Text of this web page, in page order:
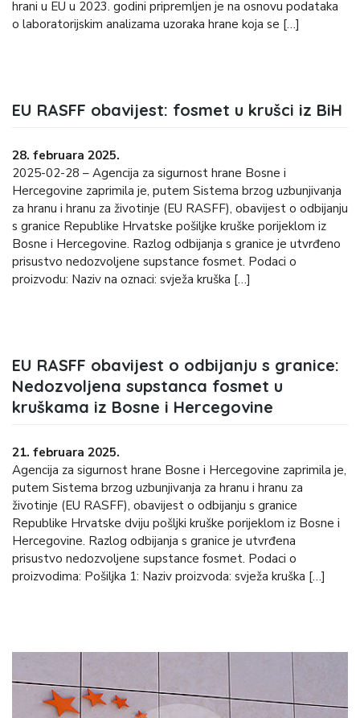
hrani u EU u 2023. godini pripremljen je na osnovu podataka
o laboratorijskim analizama uzoraka hrane koja se […]
EU RASFF obavijest: fosmet u krušci iz BiH
28. februara 2025.
2025-02-28 – Agencija za sigurnost hrane Bosne i
Hercegovine zaprimila je, putem Sistema brzog uzbunjivanja
za hranu i hranu za životinje (EU RASFF), obavijest o odbijanju
s granice Republike Hrvatske pošiljke kruške porijeklom iz
Bosne i Hercegovine. Razlog odbijanja s granice je utvrđeno
prisustvo nedozvoljene supstance fosmet. Podaci o
proizvodu: Naziv na oznaci: svježa kruška […]
EU RASFF obavijest o odbijanju s granice:
Nedozvoljena supstanca fosmet u
kruškama iz Bosne i Hercegovine
21. februara 2025.
Agencija za sigurnost hrane Bosne i Hercegovine zaprimila je,
putem Sistema brzog uzbunjivanja za hranu i hranu za
životinje (EU RASFF), obavijest o odbijanju s granice
Republike Hrvatske dviju pošljki kruške porijeklom iz Bosne i
Hercegovine. Razlog odbijanja s granice je utvrđena
prisustvo nedozvoljene supstance fosmet. Podaci o
proizvodima: Pošiljka 1: Naziv proizvoda: svježa kruška […]